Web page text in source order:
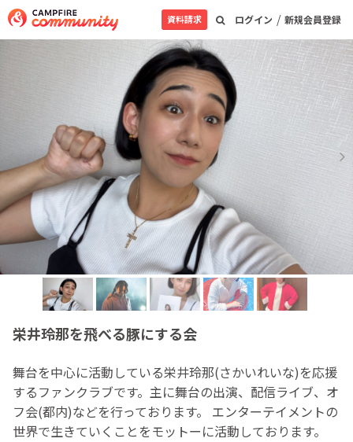
ログイン / 新規会員登録
資料請求
栄井玲那を飛べる豚にする会
舞台を中心に活動している栄井玲那(さかいれいな)を応援
するファンクラブです。主に舞台の出演、配信ライブ、オ
フ会(都内)などを行っております。 エンターテイメントの
世界で生きていくことをモットーに活動しております。